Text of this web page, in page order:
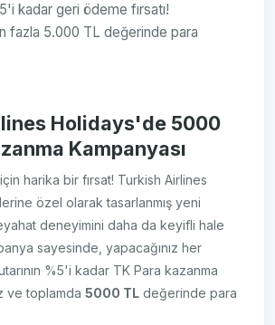
kadar geri ödeme fırsatı!
fazla 5.000 TL değerinde para
Holidays'de 5000
Kampanyası
harika bir fırsat! Turkish Airlines
özel olarak tasarlanmış yeni
deneyimini daha da keyifli hale
sayesinde, yapacağınız her
%5'i kadar TK Para kazanma
ve toplamda5000 TL değerinde para